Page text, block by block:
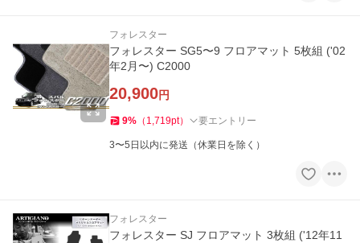
フォレスター
フォレスター SG5〜9 フロアマット 5枚組 ('02
年2月〜) C2000
20,900円
9% （ 1,719pt） 要エントリー
3〜5日以内に発送（休業日を除く）
フォレスター
フォレスター SJ フロアマット 3枚組 ('12年11